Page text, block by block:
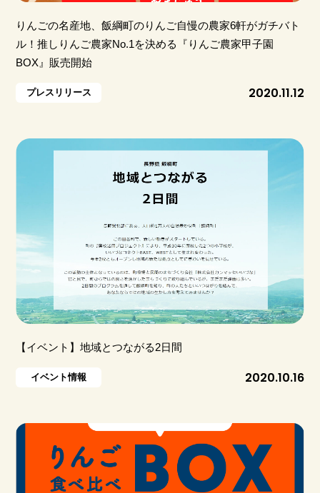
りんごの名産地、飯綱町のりんご自慢の農家6軒がガチバト
ル！推しりんご農家No.1を決める『りんご農家甲子園
BOX』販売開始
プレスリリース 2020.11.12
【イベント】地域とつながる2日間
イベント情報 2020.10.16